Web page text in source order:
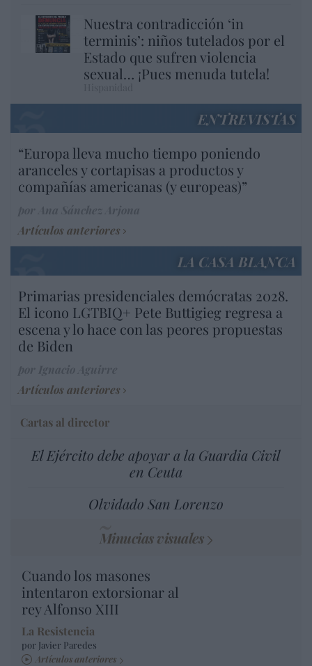
Nuestra contradicción ‘in
terminis’: niños tutelados por el
Estado que sufren violencia
sexual… ¡Pues menuda tutela!
ENTREVISTAS
“Europa lleva mucho tiempo poniendo
aranceles y cortapisas a productos y
compañías americanas (y europeas)”
Artículos anteriores
LA CASA BLANCA
Primarias presidenciales demócratas 2028.
El icono LGTBIQ+ Pete Buttigieg regresa a
escena y lo hace con las peores propuestas
de Biden
Artículos anteriores
Cartas al director
El Ejército debe apoyar a la Guardia Civil
en Ceuta
Olvidado San Lorenzo
Minucias visuales
Cuando los masones
intentaron extorsionar al
rey Alfonso XIII
La Resistencia
por Javier Paredes
Artículos anteriores